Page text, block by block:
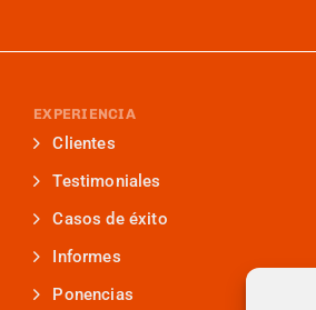
EXPERIENCIA
Clientes
Testimoniales
Casos de éxito
Informes
Ponencias